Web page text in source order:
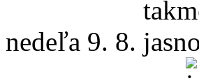
nedeľa 9. 8.